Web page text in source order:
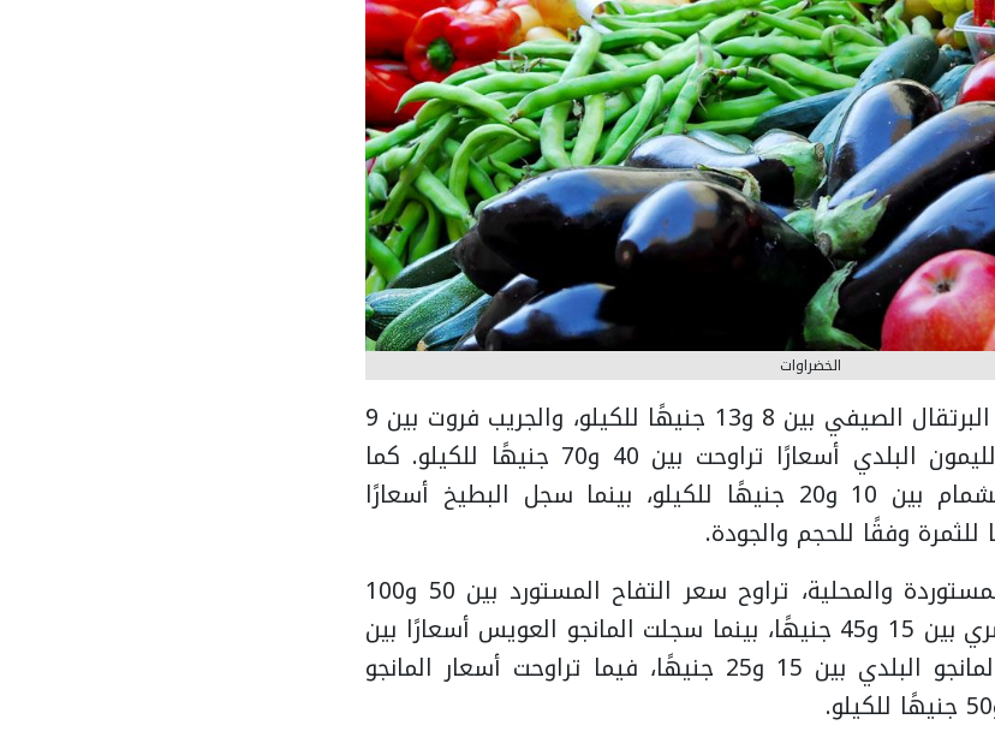
الخضراوات
أما الفاكهة، فتراوح سعر البرتقال الصيفي بين 8 و13 جنيهًا للكيلو، والجريب فروت بين 9
و15 جنيهًا، فيما سجل الليمون البلدي أسعارًا تراوحت بين 40 و70 جنيهًا للكيلو. كما
تراوح سعر الكنتالوب والشمام بين 10 و20 جنيهًا للكيلو، بينما سجل البطيخ أسعارًا
وفيما يتعلق بالفاكهة المستوردة والمحلية، تراوح سعر التفاح المستورد بين 50 و100
جنيه للكيلو، والتفاح المصري بين 15 و45 جنيهًا، بينما سجلت المانجو العويس أسعارًا بين
40 و70 جنيهًا للكيلو، والمانجو البلدي بين 15 و25 جنيهًا، فيما تراوحت أسعار المانجو